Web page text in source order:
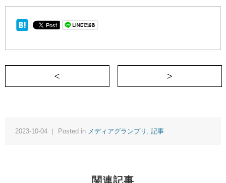
＜ 「父からの宿題は、世界平和の祈りだ
2023-10-04 ｜ Posted in メディアグランプリ 記事
関連記事